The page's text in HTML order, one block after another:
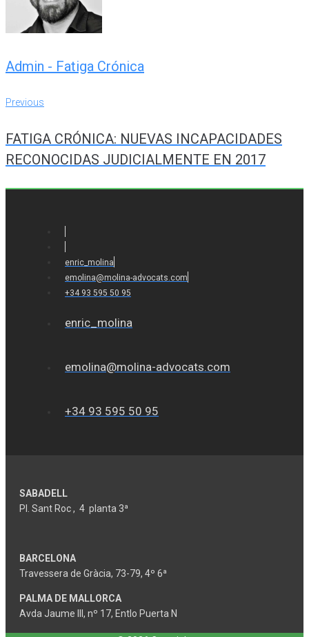
Admin - Fatiga Crónica
Navegación
entradas
Previous
Previous
FATIGA CRÓNICA: NUEVAS INCAPACIDADES
RECONOCIDAS JUDICIALMENTE EN 2017
enric_molina
emolina@molina-advocats.com
+34 93 595 50 95
enric_molina
emolina@molina-advocats.com
+34 93 595 50 95
SABADELL
Pl. Sant Roc , 4 planta 3ª
BARCELONA
Travessera de Gràcia, 73-79, 4º 6ª
PALMA DE MALLORCA
Avda Jaume III, nº 17, Entlo Puerta N